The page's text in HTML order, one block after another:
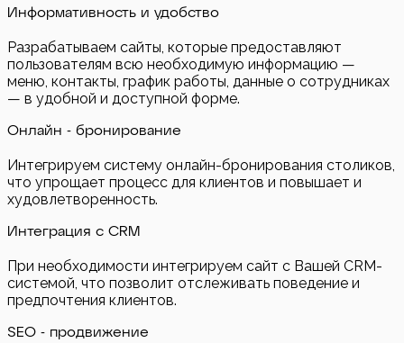
Информативность и удобство
Разрабатываем сайты, которые предоставляют
пользователям всю необходимую информацию —
меню, контакты, график работы, данные о сотрудниках
— в удобной и доступной форме.
Онлайн - бронирование
Интегрируем систему онлайн-бронирования столиков,
что упрощает процесс для клиентов и повышает и
худовлетворенность.
Интеграция с CRM
При необходимости интегрируем сайт с Вашей CRM-
системой, что позволит отслеживать поведение и
предпочтения клиентов.
SEO - продвижение